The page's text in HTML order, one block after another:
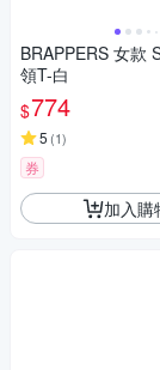
BRAPPERS 女款
領T-白
$774
5 (1)
券
加入購